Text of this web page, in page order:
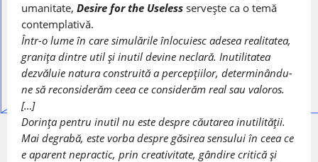
umanitate, Desire for the Useless servește ca o temă
contemplativă.
Într-o lume în care simulările înlocuiesc adesea realitatea,
granița dintre util și inutil devine neclară. Inutilitatea
dezvăluie natura construită a percepțiilor, determinându-
ne să reconsiderăm ceea ce considerăm real sau valoros.
[…]
Dorința pentru inutil nu este despre căutarea inutilității.
Mai degrabă, este vorba despre găsirea sensului în ceea ce
e aparent nepractic, prin creativitate, gândire critică și